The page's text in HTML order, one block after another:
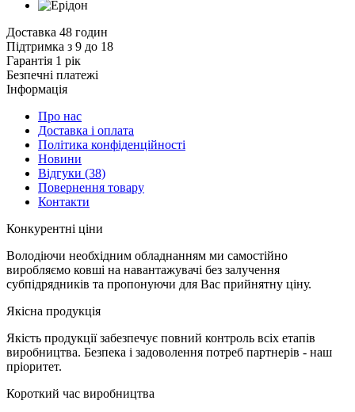
Доставка 48 годин
Підтримка з 9 до 18
Гарантія 1 рік
Безпечні платежі
Інформація
Про нас
Доставка і оплата
Політика конфіденційності
Новини
Відгуки (38)
Повернення товару
Контакти
Конкурентні ціни
Володіючи необхідним обладнанням ми самостійно
виробляємо ковші на навантажувачі без залучення
субпідрядників та пропонуючи для Вас прийнятну ціну.
Якісна продукція
Якість продукції забезпечує повний контроль всіх етапів
виробництва. Безпека і задоволення потреб партнерів - наш
пріоритет.
Короткий час виробництва